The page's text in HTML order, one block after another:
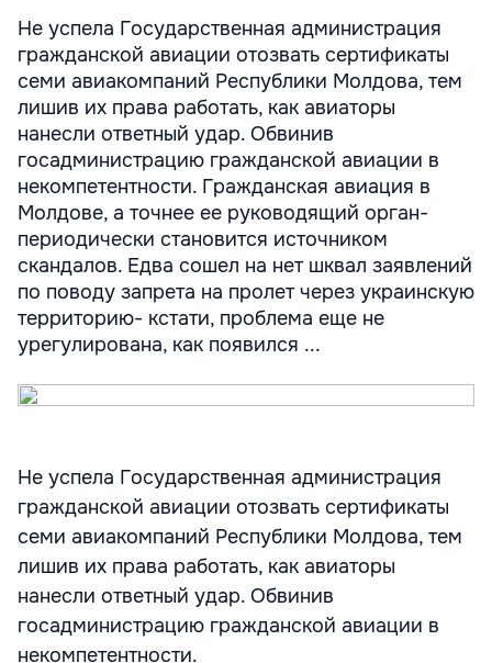
Не успела Государственная администрация
гражданской авиации отозвать сертификаты
семи авиакомпаний Республики Молдова, тем
лишив их права работать, как авиаторы
нанесли ответный удар. Обвинив
госадминистрацию гражданской авиации в
некомпетентности. Гражданская авиация в
Молдове, а точнее ее руководящий орган-
периодически становится источником
скандалов. Едва сошел на нет шквал заявлений
по поводу запрета на пролет через украинскую
территорию- кстати, проблема еще не
урегулирована, как появился ...
Не успела Государственная администрация
гражданской авиации отозвать сертификаты
семи авиакомпаний Республики Молдова, тем
лишив их права работать, как авиаторы
нанесли ответный удар. Обвинив
госадминистрацию гражданской авиации в
некомпетентности.